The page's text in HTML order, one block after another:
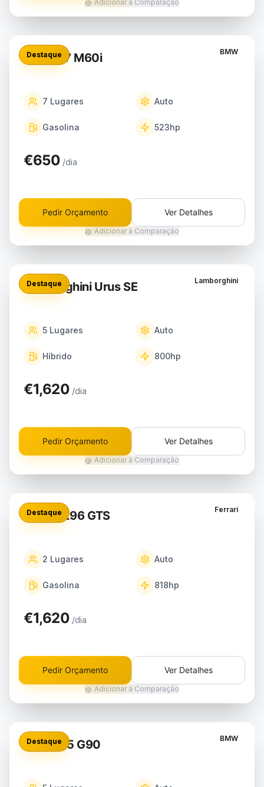
Adicionar à Comparação
Destaque BMW
BMW X7 M60i
7 Lugares Auto
Gasolina 523hp
€650 /dia
Pedir Orçamento Ver Detalhes
Adicionar à Comparação
Destaque Lamborghini
Lamborghini Urus SE
5 Lugares Auto
Híbrido 800hp
€1,620 /dia
Pedir Orçamento Ver Detalhes
Adicionar à Comparação
Destaque Ferrari
Ferrari 296 GTS
2 Lugares Auto
Gasolina 818hp
€1,620 /dia
Pedir Orçamento Ver Detalhes
Adicionar à Comparação
Destaque BMW
BMW M5 G90